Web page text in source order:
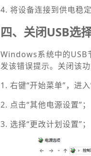
4. 将设备连接到供电稳定
四、关闭USB选
Windows系统中的USB
发该错误提示。关闭该
1. 右键“开始菜单”，进入
2. 点击“其他电源设置”；
3. 选择“更改计划设置”；